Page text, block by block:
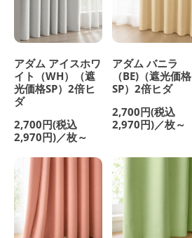
アダム アイスホワ
イト（WH）（遮
光価格SP）2倍ヒ
ダ
2,700円(税込
2,970円)／枚～
アダム バニラ
（BE)（遮光価格
SP）2倍ヒダ
2,700円(税込
2,970円)／枚～